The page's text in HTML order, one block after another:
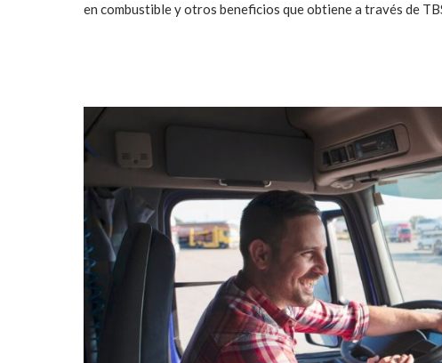
en combustible y otros beneficios que obtiene a través de